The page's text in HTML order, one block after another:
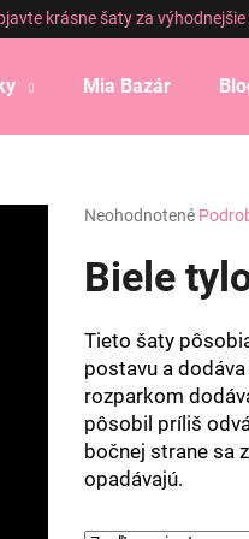
krásne šaty za výhodnejšie
Mia Bazár
Priemerné
produktu
je
5
hviezdičiek.
Neohodnotené
Biele
Tieto šaty
postavu a
rozparkom
pôsobil príliš
bočnej strane sa
opadávajú.
nájsť?
HĽADAŤ